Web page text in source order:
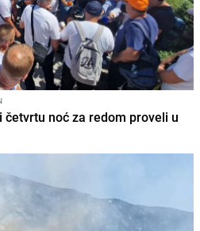
četvrtu noć za redom proveli u